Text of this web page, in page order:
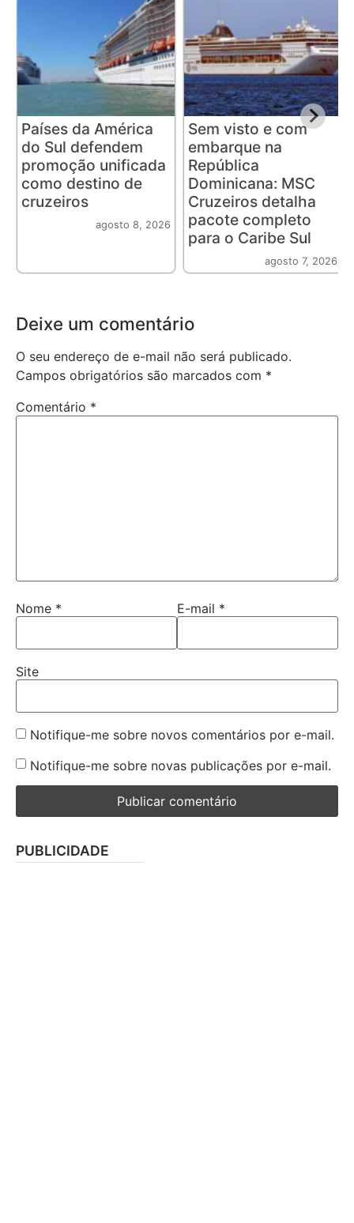
Países da América
do Sul defendem
promoção unificada
como destino de
cruzeiros
agosto 8, 2026
Sem visto e com
embarque na
República
Dominicana: MSC
Cruzeiros detalha
pacote completo
para o Caribe Sul
agosto 7, 2026
Deixe um comentário
O seu endereço de e-mail não será publicado.
Campos obrigatórios são marcados com *
Comentário *
Nome * E-mail *
Site
Notifique-me sobre novos comentários por e-mail.
Notifique-me sobre novas publicações por e-mail.
PUBLICIDADE